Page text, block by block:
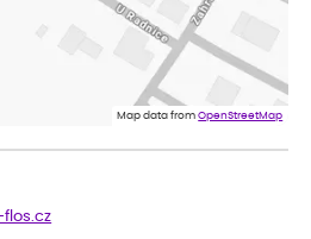
v pořádku, žádný problém. Jen jsem byla
kytky, která nebyla v nejlepší kondici a i
Map data fromOpenStreetMap